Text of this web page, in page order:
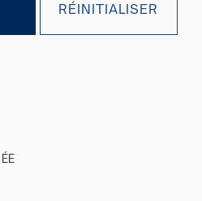
RÉINITIALISER